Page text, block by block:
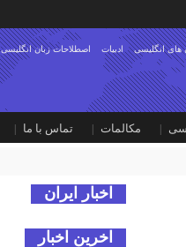
اصطلاحات زبان انگلیسی ادبیات های انگلیسی
مکالمات تماس با ما
اخبار ایران
اخرین اخبار